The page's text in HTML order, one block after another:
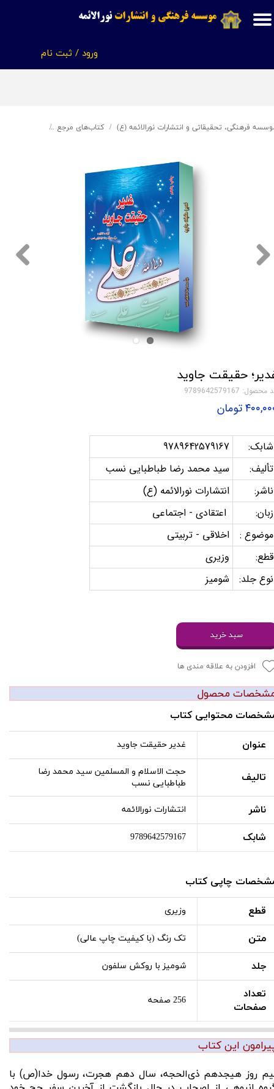
موسسه فرهنگی و انتشاراتنورالائمه
ورود / ثبت نام
حساب کاربری من
فرهنگی، تحقیقاتی و انتشارات نورالائمه (ع) کتاب‌های مرجع
حقیقت جاوید
9789642579167
تومان
شابک:
9789642579167
تألیف:
سید محمد رضا طباطبایی نسب
ناشر:
انتشارات نورالائمه (ع)
زبان:
اعتقادی - اجتماعی
موضوع :
اخلاقی - تربیتی
قطع:
وزیری
نوع جلد:
شومیز
سبد خرید
افزودن به علاقه مندی ها
محصول
محتوایی کتاب
عنوان غدیر حقیقت جاوید
تالیف
حجت الاسلام و المسلمین سید محمد رضا
طباطبایی نسب
ناشر انتشارات نورالائمه
شابک 9789642579167
چاپی کتاب
قطع وزیری
متن تک رنگ (با کیفیت چاپ عالی)
جلد شومیز با روکش سلفون
تعداد
صفحات
256 صفحه
این کتاب
روز هیجدهم ذی‌الحجه، سال دهم هجرت، رسول خدا(ص) با